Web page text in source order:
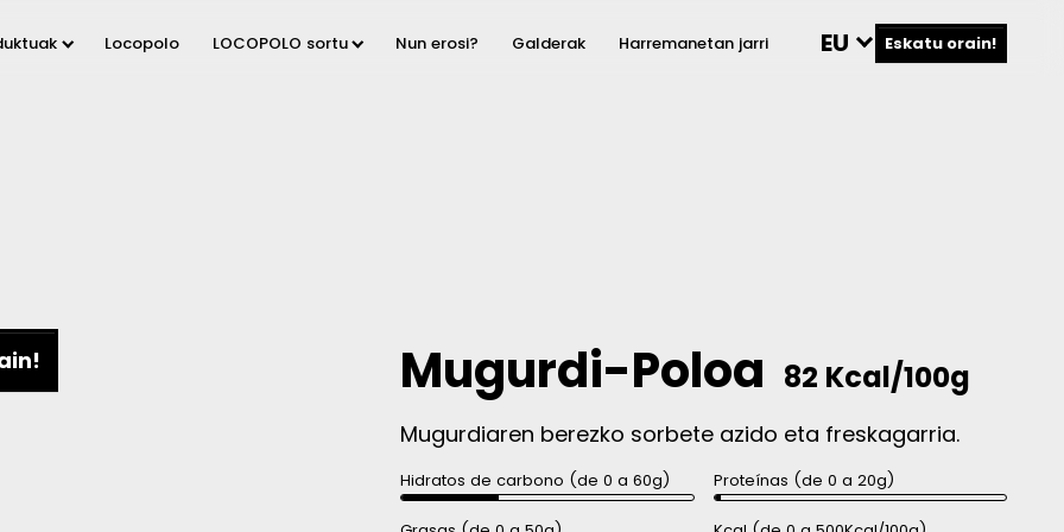
Locopolo LOCOPOLO sortu Nun erosi? Galderak Harremanetan jarri EU Eskatu orain!
Mugurdi-Poloa 82 Kcal/100g
Mugurdiaren berezko sorbete azido eta freskagarria.
Hidratos de carbono (de 0 a 60g) Proteínas (de 0 a 20g)